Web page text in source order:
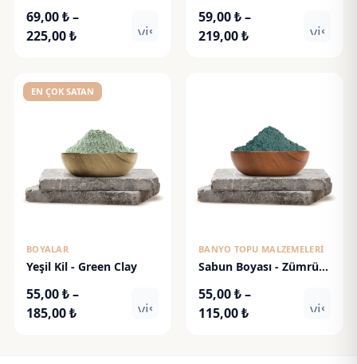
69,00₺–
225,00₺Fiyat
-
visibility
59,00₺–
219,00₺Fiyat
EN ÇOK SATAN
BOYALAR
Yeşil Kil - Green Clay
55,00₺–
185,00₺Fiyat
visibility
BANYO TOPU MALZEMELERI
Sabun Boyası - Zümrüt
55,00₺–
115,00₺Fiyat